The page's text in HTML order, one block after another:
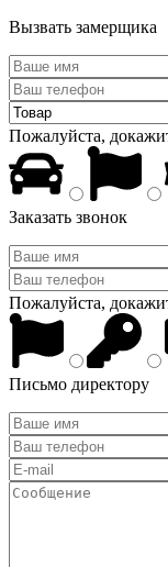
Вызвать замерщика
Пожалуйста,
Заказать звонок
Пожалуйста,
Письмо директору